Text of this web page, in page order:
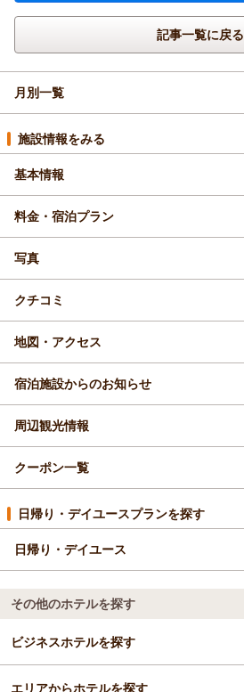
記事一覧に戻る
月別一覧
2026年8月(4)
2026年7月(6)
2026年6月(9)
2026年5月(5)
2026年4月(9)
施設情報をみる
基本情報
料金・宿泊プラン
写真
クチコミ
地図・アクセス
宿泊施設からのお知らせ
周辺観光情報
クーポン一覧
日帰り・デイユースプランを探す
日帰り・デイユース
その他のホテルを探す
ビジネスホテルを探す
大分県
エリアからホテルを探す